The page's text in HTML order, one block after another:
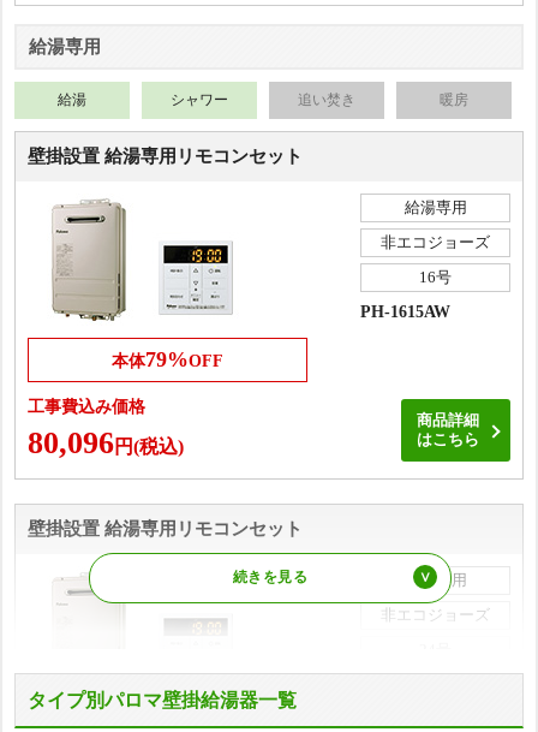
給湯専用
給湯 シャワー 追い焚き 暖房
壁掛設置 給湯専用リモコンセット
本体79%OFF
給湯専用
非エコジョーズ
16号
PH-1615AW
工事費込み価格
80,096円(税込)
商品詳細
はこちら
壁掛設置 給湯専用リモコンセット
給湯専用
非エコジョーズ
タイプ別パロマ壁掛給湯器一覧